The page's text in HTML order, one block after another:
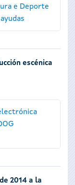
e Deporte
escénica
2014 a la